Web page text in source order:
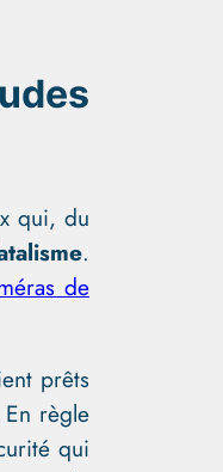
qui, du
.
de
prêts
règle
qui